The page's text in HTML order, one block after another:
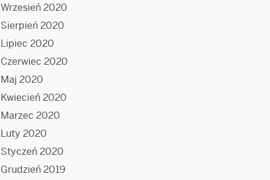
Wrzesień 2020
Sierpień 2020
Lipiec 2020
Czerwiec 2020
Maj 2020
Kwiecień 2020
Marzec 2020
Luty 2020
Styczeń 2020
Grudzień 2019